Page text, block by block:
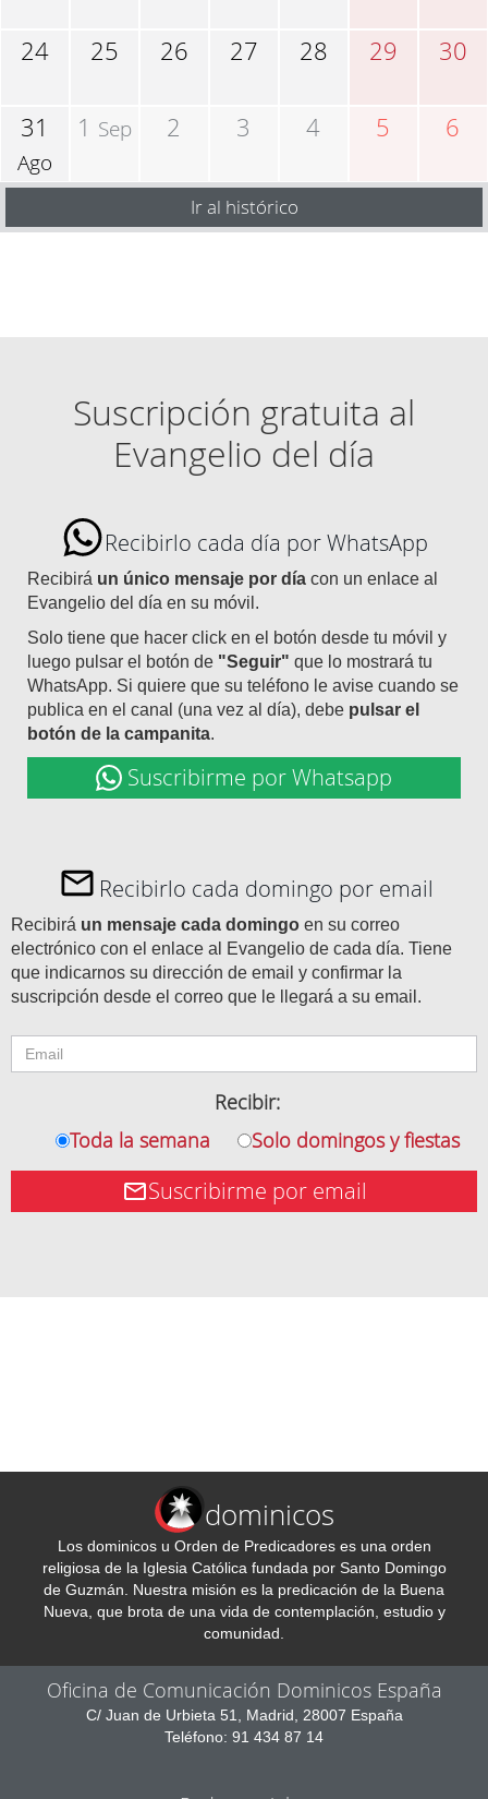
24 25 26 27 28 29 30
31
Ago
1 Sep 2 3 4 5 6
Ir al histórico
Suscripción gratuita al
Evangelio del día
Recibirlo cada día por WhatsApp
Recibirá un único mensaje por día con un enlace al
Evangelio del día en su móvil.
Solo tiene que hacer click en el botón desde tu móvil y
luego pulsar el botón de "Seguir" que lo mostrará tu
WhatsApp. Si quiere que su teléfono le avise cuando se
publica en el canal (una vez al día), debe pulsar el
botón de la campanita.
Suscribirme por Whatsapp
Recibirlo cada domingo por email
Recibirá un mensaje cada domingo en su correo
electrónico con el enlace al Evangelio de cada día. Tiene
que indicarnos su dirección de email y confirmar la
suscripción desde el correo que le llegará a su email.
Recibir:
Toda la semana
Solo domingos y fiestas
Suscribirme por email
dominicos
Los dominicos u Orden de Predicadores es una orden
religiosa de la Iglesia Católica fundada por Santo Domingo
de Guzmán. Nuestra misión es la predicación de la Buena
Nueva, que brota de una vida de contemplación, estudio y
comunidad.
Oficina de Comunicación Dominicos España
C/ Juan de Urbieta 51, Madrid, 28007 España
Teléfono: 91 434 87 14